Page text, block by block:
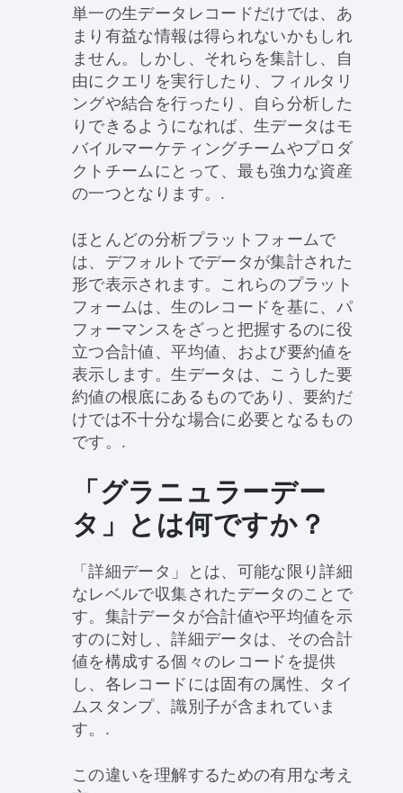
単一の生データレコードだけでは、あ
まり有益な情報は得られないかもしれ
ません。しかし、それらを集計し、自
由にクエリを実行したり、フィルタリ
ングや結合を行ったり、自ら分析した
りできるようになれば、生データはモ
バイルマーケティングチームやプロダ
クトチームにとって、最も強力な資産
の一つとなります。.
ほとんどの分析プラットフォームで
は、デフォルトでデータが集計された
形で表示されます。これらのプラット
フォームは、生のレコードを基に、パ
フォーマンスをざっと把握するのに役
立つ合計値、平均値、および要約値を
表示します。生データは、こうした要
約値の根底にあるものであり、要約だ
けでは不十分な場合に必要となるもの
です。.
「グラニュラーデー
タ」とは何ですか？
「詳細データ」とは、可能な限り詳細
なレベルで収集されたデータのことで
す。集計データが合計値や平均値を示
すのに対し、詳細データは、その合計
値を構成する個々のレコードを提供
し、各レコードには固有の属性、タイ
ムスタンプ、識別子が含まれていま
す。.
この違いを理解するための有用な考え